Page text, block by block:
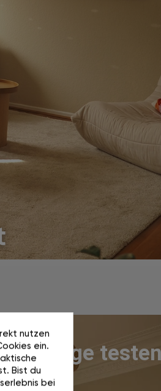
100 Tage
nutzen
ein.
Bist du
bei